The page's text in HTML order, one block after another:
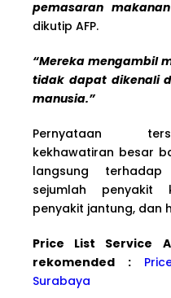
pemasaran
dikutip AFP.
“Mereka mengambil
tidak dapat dikenali
manusia.”
Pernyataan
kekhawatiran besar
langsung
sejumlah penyakit
penyakit jantung, dan
Price List Service
rekomended :
Surabaya